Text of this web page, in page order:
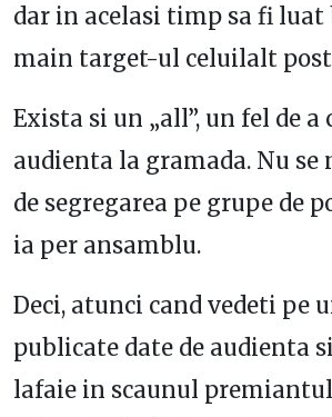
dar in acelasi timp sa fi luat
main target-ul celuilalt
Exista si un „all”, un fel de a
audienta la gramada. Nu
de segregarea pe grupe de
ia per ansamblu.
Deci, atunci cand vedeti pe
publicate date de audienta
lafaie in scaunul